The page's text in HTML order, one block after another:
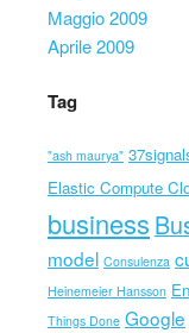
Maggio 2009
Aprile 2009
Tag
"ash maurya"
Elastic Compute
business
model Consulenza
Heinemeier Hansson
Things Done Google